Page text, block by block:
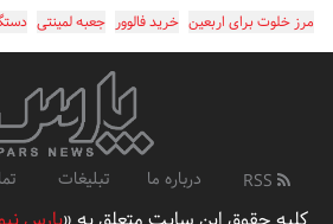
مرز خلوت برای اربعین خرید فالوور جعبه لمینتی
درباره ما تبلیغات